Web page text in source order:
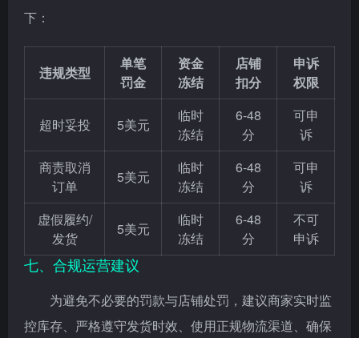
下：
违规类型
单笔
罚金
资金
冻结
店铺
扣分
申诉
权限
超时妥投 5美元
临时
冻结
6-48
分
可申
诉
商责取消
订单
5美元
临时
冻结
6-48
分
可申
诉
虚假履约/
发货
5美元
临时
冻结
6-48
分
不可
申诉
七、合规运营建议
为避免不必要的罚款与店铺处罚，建议商家实时监
控库存、严格遵守发货时效、使用正规物流渠道、确保